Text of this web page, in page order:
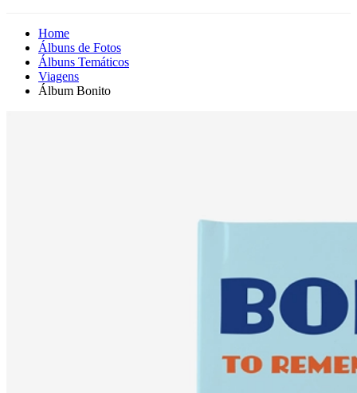
Home
Álbuns de Fotos
Álbuns Temáticos
Viagens
Álbum Bonito